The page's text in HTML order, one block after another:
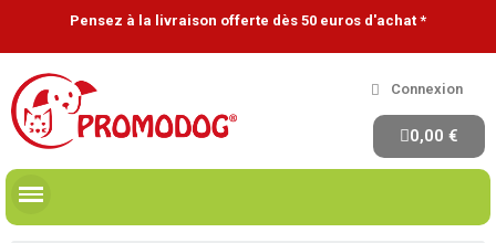
Pensez à la livraison offerte dès 50 euros d'achat *
Connexion
0,00 €